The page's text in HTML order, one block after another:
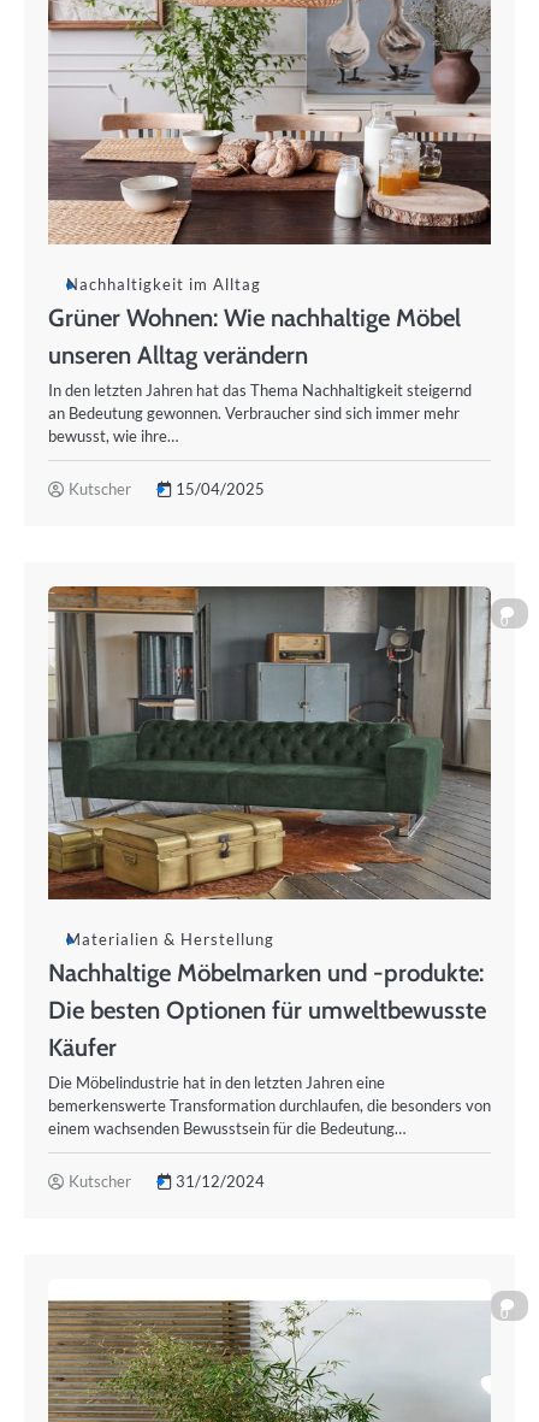
Nachhaltigkeit im Alltag
Grüner Wohnen: Wie nachhaltige Möbel
unseren Alltag verändern
In den letzten Jahren hat das Thema Nachhaltigkeit steigernd
an Bedeutung gewonnen. Verbraucher sind sich immer mehr
bewusst, wie ihre…
Kutscher 15/04/2025
0
Materialien & Herstellung
Nachhaltige Möbelmarken und -produkte:
Die besten Optionen für umweltbewusste
Käufer
Die Möbelindustrie hat in den letzten Jahren eine
bemerkenswerte Transformation durchlaufen, die besonders von
einem wachsenden Bewusstsein für die Bedeutung…
Kutscher 31/12/2024
0